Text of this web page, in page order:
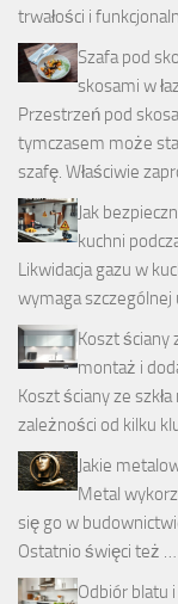
trwałości i
Szafa pod
skosami w
Przestrzeń pod
tymczasem może
szafę. Właściwie
Jak
kuchni
Likwidacja gazu w
wymaga szczególnej
Koszt ściany
montaż i
Koszt ściany ze
zależności od kilku
Jakie
Metal
się go w
Ostatnio święci też …
Odbiór blatu